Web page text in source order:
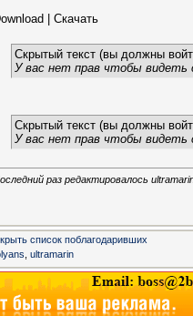
| Скачать
Скрытый текст (вы должны
У вас нет прав чтобы видеть
Скрытый текст (вы должны
У вас нет прав чтобы видеть
раз редактировалось
список поблагодаривших
ultramarin